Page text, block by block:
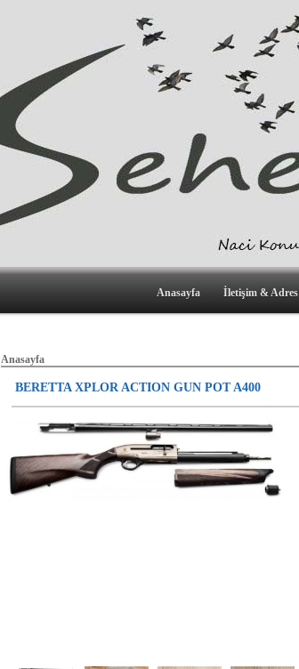
Anasayfa İletişim & Adres
Anasayfa
BERETTA XPLOR ACTION GUN POT A400